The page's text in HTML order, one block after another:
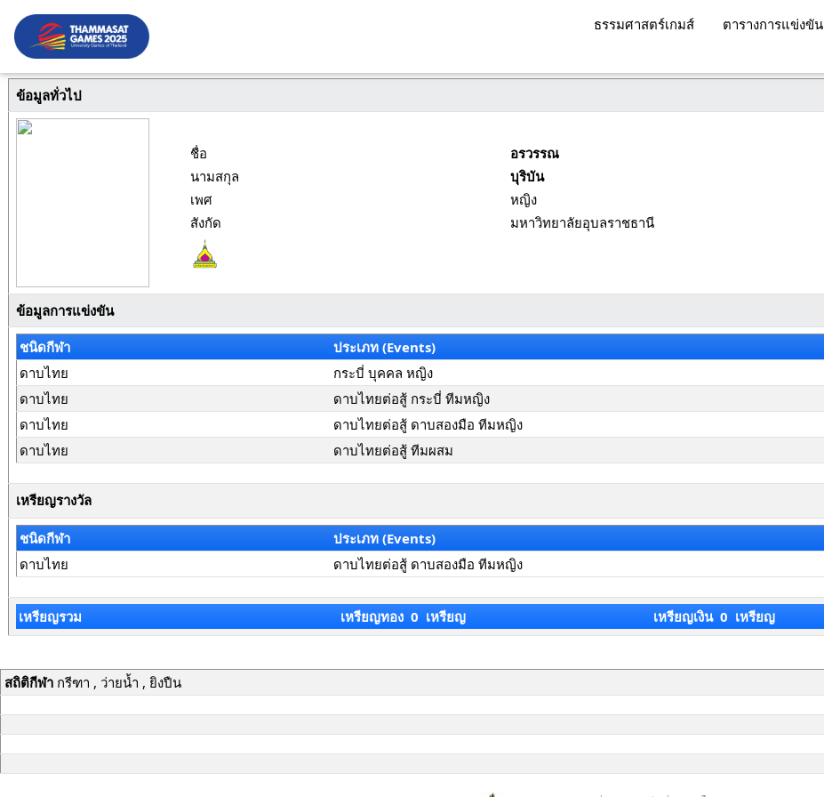
ธรรมศาสตร์เกมส์ ตารางการแข่งขัน
ข้อมูลทั่วไป
ชื่อ
อรวรรณ
นามสกุล
บุริบัน
เพศ
หญิง
สังกัด
มหาวิทยาลัยอุบลราชธานี
ข้อมูลการแข่งขัน
ชนิดกีฬา
ประเภท (Events)
ดาบไทย
กระบี่ บุคคล หญิง
ดาบไทย
ดาบไทยต่อสู้ กระบี่ ทีมหญิง
ดาบไทย
ดาบไทยต่อสู้ ดาบสองมือ ทีมหญิง
ดาบไทย
ดาบไทยต่อสู้ ทีมผสม
เหรียญรางวัล
ชนิดกีฬา ประเภท (Events)
ดาบไทย
ดาบไทยต่อสู้ ดาบสองมือ ทีมหญิง
เหรียญรวม เหรียญทอง 0 เหรียญ เหรียญเงิน 0 เหรียญ
สถิติกีฬากรีฑา , ว่ายน้ำ , ยิงปืน